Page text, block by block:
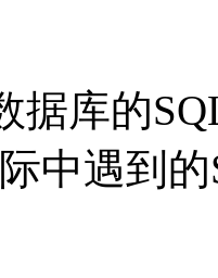
据库的
中遇到